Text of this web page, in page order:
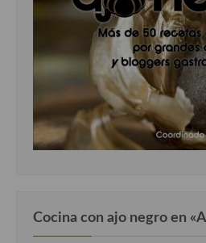
Cocina con ajo negro en